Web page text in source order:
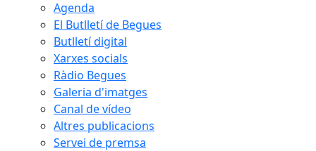
Agenda
El Butlletí de Begues
Butlletí digital
Xarxes socials
Ràdio Begues
Galeria d'imatges
Canal de vídeo
Altres publicacions
Servei de premsa